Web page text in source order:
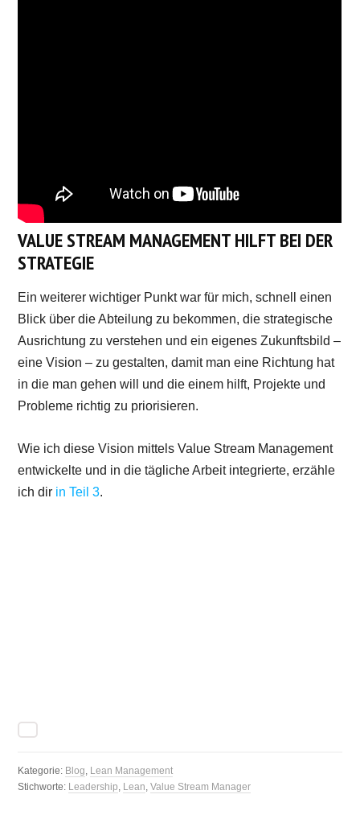
VALUE STREAM MANAGEMENT HILFT BEI DER
STRATEGIE
Ein weiterer wichtiger Punkt war für mich, schnell einen
Blick über die Abteilung zu bekommen, die strategische
Ausrichtung zu verstehen und ein eigenes Zukunftsbild –
eine Vision – zu gestalten, damit man eine Richtung hat
in die man gehen will und die einem hilft, Projekte und
Probleme richtig zu priorisieren.
Wie ich diese Vision mittels Value Stream Management
entwickelte und in die tägliche Arbeit integrierte, erzähle
ich dir in Teil 3.
Kategorie: Blog, Lean Management
Stichworte: Leadership, Lean,Value Stream Manager